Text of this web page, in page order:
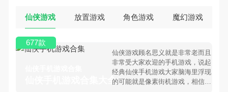
仙侠游戏 放置游戏 角色游戏 魔幻游戏
仙侠手机游戏合集大全 >
仙侠游戏顾名思义就是非常老而且
非常受大家欢迎的手机游戏，说起
经典仙侠手机游戏大家脑海里浮现
的可能就是像素街机游戏，相信很
677款